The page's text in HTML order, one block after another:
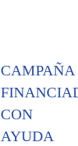
CAMPAÑA
CON
AYUDA